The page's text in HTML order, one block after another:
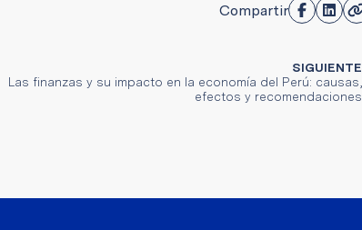
Compartir
SIGUIENTE
Las finanzas y su impacto en la economía del Perú: causas,
efectos y recomendaciones